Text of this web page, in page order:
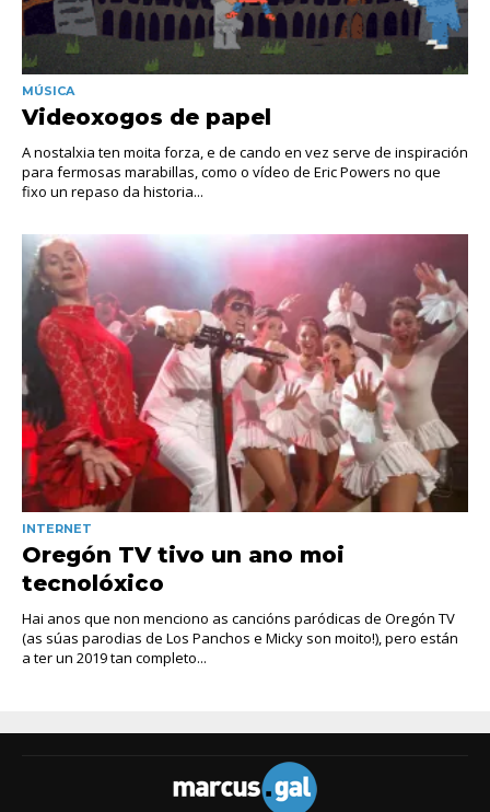
MÚSICA
Videoxogos de papel
A nostalxia ten moita forza, e de cando en vez serve de inspiración
para fermosas marabillas, como o vídeo de Eric Powers no que
fixo un repaso da historia...
INTERNET
Oregón TV tivo un ano moi
tecnolóxico
Hai anos que non menciono as cancións paródicas de Oregón TV
(as súas parodias de Los Panchos e Micky son moito!), pero están
a ter un 2019 tan completo...